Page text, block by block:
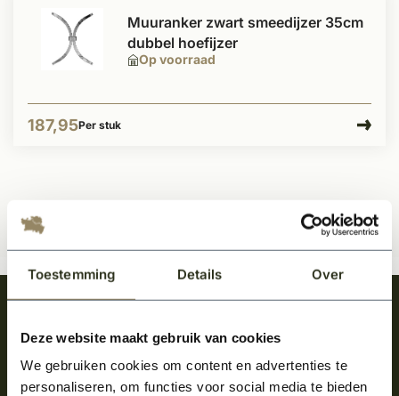
Toestemming Details Over
Deze website maakt gebruik van cookies
We gebruiken cookies om content en advertenties te
personaliseren, om functies voor social media te bieden
Op voorraad
Muuranker zwart smeedijzer 35cm
dubbel hoefijzer
187,95Per stuk
over onze kempische bouwstijl!
Aanmelden voor de nieuwsbrief